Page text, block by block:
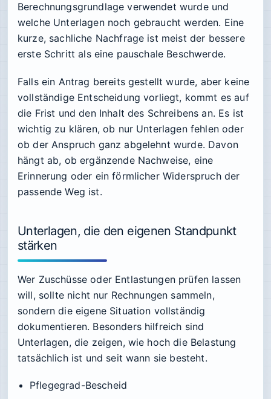
Berechnungsgrundlage verwendet wurde und
welche Unterlagen noch gebraucht werden. Eine
kurze, sachliche Nachfrage ist meist der bessere
erste Schritt als eine pauschale Beschwerde.
Falls ein Antrag bereits gestellt wurde, aber keine
vollständige Entscheidung vorliegt, kommt es auf
die Frist und den Inhalt des Schreibens an. Es ist
wichtig zu klären, ob nur Unterlagen fehlen oder
ob der Anspruch ganz abgelehnt wurde. Davon
hängt ab, ob ergänzende Nachweise, eine
Erinnerung oder ein förmlicher Widerspruch der
passende Weg ist.
Unterlagen, die den eigenen Standpunkt
stärken
Wer Zuschüsse oder Entlastungen prüfen lassen
will, sollte nicht nur Rechnungen sammeln,
sondern die eigene Situation vollständig
dokumentieren. Besonders hilfreich sind
Unterlagen, die zeigen, wie hoch die Belastung
tatsächlich ist und seit wann sie besteht.
Pflegegrad-Bescheid